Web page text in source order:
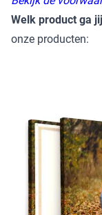
Welk product ga
onze producten: